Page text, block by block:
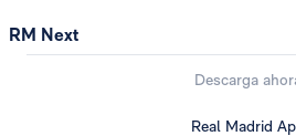
RM Next
Descarga
Real Madrid